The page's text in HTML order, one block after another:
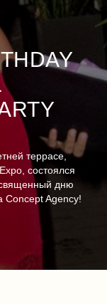
террасе,
состоялся
дню
Concept Agency!